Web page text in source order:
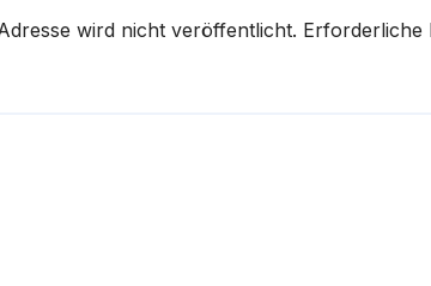
wird nicht veröffentlicht. Erforderliche